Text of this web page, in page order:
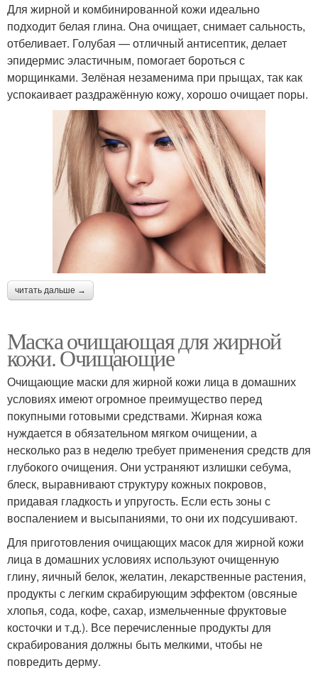
Для жирной и комбинированной кожи идеально
подходит белая глина. Она очищает, снимает сальность,
отбеливает. Голубая — отличный антисептик, делает
эпидермис эластичным, помогает бороться с
морщинками. Зелёная незаменима при прыщах, так как
успокаивает раздражённую кожу, хорошо очищает поры.
читать дальше →
Маска очищающая для жирной
кожи. Очищающие
Очищающие маски для жирной кожи лица в домашних
условиях имеют огромное преимущество перед
покупными готовыми средствами. Жирная кожа
нуждается в обязательном мягком очищении, а
несколько раз в неделю требует применения средств для
глубокого очищения. Они устраняют излишки себума,
блеск, выравнивают структуру кожных покровов,
придавая гладкость и упругость. Если есть зоны с
воспалением и высыпаниями, то они их подсушивают.
Для приготовления очищающих масок для жирной кожи
лица в домашних условиях используют очищенную
глину, яичный белок, желатин, лекарственные растения,
продукты с легким скрабирующим эффектом (овсяные
хлопья, сода, кофе, сахар, измельченные фруктовые
косточки и т.д.). Все перечисленные продукты для
скрабирования должны быть мелкими, чтобы не
повредить дерму.